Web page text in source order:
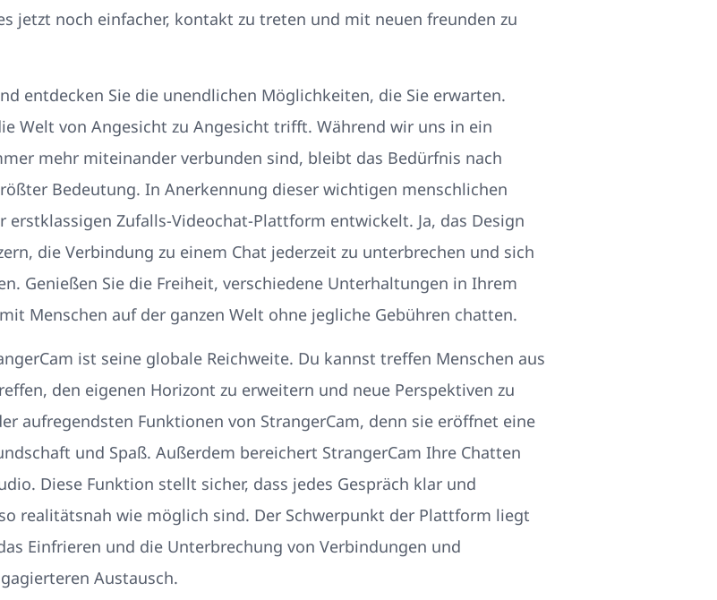
jetzt noch einfacher, kontakt zu treten und mit neuen freunden zu
entdecken Sie die unendlichen Möglichkeiten, die Sie erwarten.
Welt von Angesicht zu Angesicht trifft. Während wir uns in ein
mehr miteinander verbunden sind, bleibt das Bedürfnis nach
Bedeutung. In Anerkennung dieser wichtigen menschlichen
Zufalls-Videochat-Plattform entwickelt. Ja, das Design
die Verbindung zu einem Chat jederzeit zu unterbrechen und sich
Genießen Sie die Freiheit, verschiedene Unterhaltungen in Ihrem
Menschen auf der ganzen Welt ohne jegliche Gebühren chatten.
ist seine globale Reichweite. Du kannst treffen Menschen aus
den eigenen Horizont zu erweitern und neue Perspektiven zu
aufregendsten Funktionen von StrangerCam, denn sie eröffnet eine
und Spaß. Außerdem bereichert StrangerCam Ihre Chatten
Diese Funktion stellt sicher, dass jedes Gespräch klar und
realitätsnah wie möglich sind. Der Schwerpunkt der Plattform liegt
Einfrieren und die Unterbrechung von Verbindungen und
Austausch.